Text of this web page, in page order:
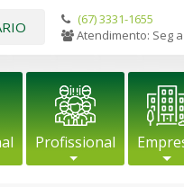
(67) 3331-1655
Atendimento: Seg
Profissional